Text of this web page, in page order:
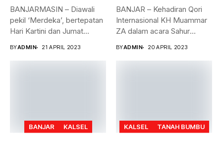
BANJARMASIN – Diawali
pekil ‘Merdeka’, bertepatan
Hari Kartini dan Jumat
BYADMIN 21 APRIL 2023
BANJAR – Kehadiran Qori
Internasional KH Muammar
ZA dalam acara Sahur
BYADMIN 20 APRIL 2023
BANJAR KALSEL KALSEL TANAH BUMBU